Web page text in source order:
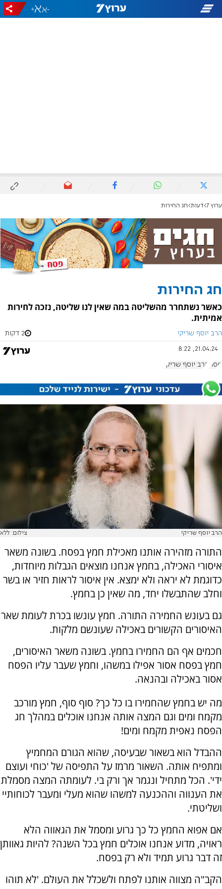
-
+
ערוץ 7 דעות חג החירות
חג החירות
כאשר נשתחרר מהשליטה במה שאין לנו שליטה, נזכה לחירות
אמיתית.
הרב יוסף שריקי 2 דקות
21.04.24, 8:22
פסח הרב יוסף שריקי
הרב יוסף שריקי צילום: ללא
התורה מזהירה אותנו מאכילת חמץ בפסח. בשונה משאר
איסורי האכילה, בחמץ אנחנו מוצאים הגבלות מיוחדות,
כדוגמת לא יראה ולא ימצא. אין איסור לראות חזיר או בשר
וחלב שהתבשלו יחד, מה שאין כן בחמץ.
גם בעונש החמירה התורה. חמץ עונשו בכרת לעומת שאר
האיסורים הקשורים באכילה שעונשם מלקות.
חכמים אף הם החמירו בחמץ. בשונה משאר האיסורים,
חמץ בפסח אסור אפילו במשהו, וחמץ שעבר עליו הפסח
אסור באכילה ובהנאה.
מה יש בחמץ שהחמירו בו כל כך? סוף סוף, חמץ מורכב
מקמח ומים וגם המצה אותה אנחנו אוכלים במהלך חג
הפסח נאפית מקמח ומים!
ההבדל הוא בשאור שבעיסה, שהוא הגורם המחמיץ
ומתפיח אותה. השאור מרמז על התפיסה של 'כוחי ועוצם
ידי'. הכל מתחיל ונגמר אך ורק בי. לעומתה המצה מסמלת
את הענווה וההכנעה למשהו שהוא מעלי ומעבר לכוחותיי
ושליטתי.
אם אפוא החמץ כל כך גרוע ומסמל את הגאווה הלא
ראויה, מדוע אנחנו אוכלים חמץ בכל השנה? להיות גאוותן
זה דבר גרוע תמיד ולא רק בפסח.
הקב"ה מצווה אותנו לפתח ולשכלל את העולם. 'לא תוהו